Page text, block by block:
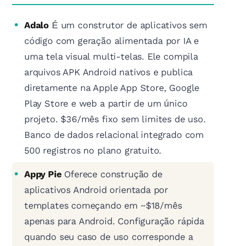
Adalo É um construtor de aplicativos sem
código com geração alimentada por IA e
uma tela visual multi-telas. Ele compila
arquivos APK Android nativos e publica
diretamente na Apple App Store, Google
Play Store e web a partir de um único
projeto. $36/mês fixo sem limites de uso.
Banco de dados relacional integrado com
500 registros no plano gratuito.
Appy PieOferece construção de
aplicativos Android orientada por
templates começando em ~$18/mês
apenas para Android. Configuração rápida
quando seu caso de uso corresponde a